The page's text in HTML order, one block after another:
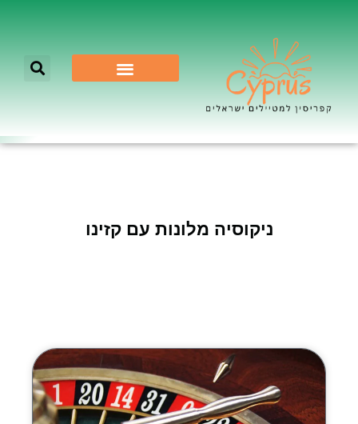
ניקוסיה מלונות עם קזינו